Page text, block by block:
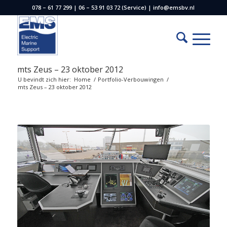
078 – 61 77 299 | 06 – 53 91 03 72 (Service) | info@emsbv.nl
mts Zeus – 23 oktober 2012
U bevindt zich hier: Home / Portfolio-Verbouwingen /
mts Zeus – 23 oktober 2012